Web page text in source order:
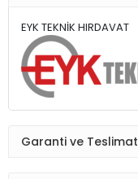
EYK TEKNİK HIRDAVAT
Garanti ve Teslimat